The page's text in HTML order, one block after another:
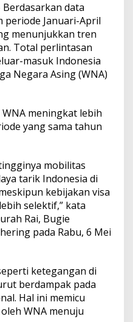
Berdasarkan data
periode Januari-April
menunjukkan tren
Total perlintasan
masuk Indonesia
Negara Asing (WNA)
meningkat lebih
yang sama tahun
mobilitas
tarik Indonesia di
kebijakan visa
selektif,” kata
Rai, Bugie
pada Rabu, 6 Mei
ketegangan di
berdampak pada
Hal ini memicu
WNA menuju